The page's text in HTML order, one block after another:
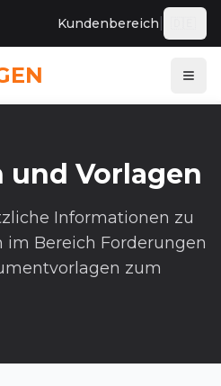
Kundenbereich
Vorlagen
Informationen zu
Bereich Forderungen
zum